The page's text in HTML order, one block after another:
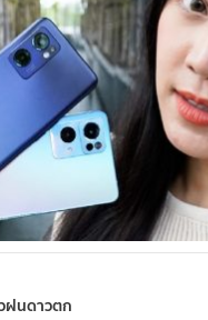
ฝนดาวตก